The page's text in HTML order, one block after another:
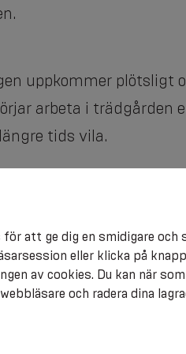
uppkommer plötsligt
arbeta i
tids vila.
där man lyfter
kan överbelastning
av felaktig hållning
för att ge dig en smidigare
eller klicka på
av cookies. Du kan när
och radera dina